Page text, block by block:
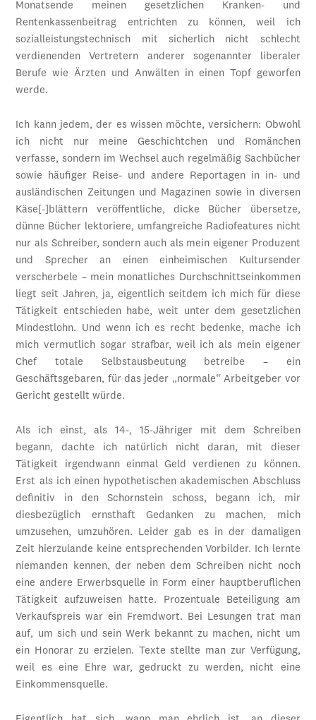
Monatsende meinen gesetzlichen Kranken- und
Rentenkassenbeitrag entrichten zu können, weil ich
sozialleistungstechnisch mit sicherlich nicht schlecht
verdienenden Vertretern anderer sogenannter liberaler
Berufe wie Ärzten und Anwälten in einen Topf geworfen
werde.
Ich kann jedem, der es wissen möchte, versichern: Obwohl
ich nicht nur meine Geschichtchen und Romänchen
verfasse, sondern im Wechsel auch regelmäßig Sachbücher
sowie häufiger Reise- und andere Reportagen in in- und
ausländischen Zeitungen und Magazinen sowie in diversen
Käse[-]blättern veröffentliche, dicke Bücher übersetze,
dünne Bücher lektoriere, umfangreiche Radiofeatures nicht
nur als Schreiber, sondern auch als mein eigener Produzent
und Sprecher an einen einheimischen Kultursender
verscherbele – mein monatliches Durchschnittseinkommen
liegt seit Jahren, ja, eigentlich seitdem ich mich für diese
Tätigkeit entschieden habe, weit unter dem gesetzlichen
Mindestlohn. Und wenn ich es recht bedenke, mache ich
mich vermutlich sogar strafbar, weil ich als mein eigener
Chef totale Selbstausbeutung betreibe – ein
Geschäftsgebaren, für das jeder „normale“ Arbeitgeber vor
Gericht gestellt würde.
Als ich einst, als 14-, 15-Jähriger mit dem Schreiben
begann, dachte ich natürlich nicht daran, mit dieser
Tätigkeit irgendwann einmal Geld verdienen zu können.
Erst als ich einen hypothetischen akademischen Abschluss
definitiv in den Schornstein schoss, begann ich, mir
diesbezüglich ernsthaft Gedanken zu machen, mich
umzusehen, umzuhören. Leider gab es in der damaligen
Zeit hierzulande keine entsprechenden Vorbilder. Ich lernte
niemanden kennen, der neben dem Schreiben nicht noch
eine andere Erwerbsquelle in Form einer hauptberuflichen
Tätigkeit aufzuweisen hatte. Prozentuale Beteiligung am
Verkaufspreis war ein Fremdwort. Bei Lesungen trat man
auf, um sich und sein Werk bekannt zu machen, nicht um
ein Honorar zu erzielen. Texte stellte man zur Verfügung,
weil es eine Ehre war, gedruckt zu werden, nicht eine
Einkommensquelle.